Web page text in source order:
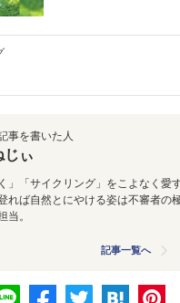
事を書いた人
じぃ
く」「サイクリング」をこよなく愛
れば自然とにやける姿は不審者の
当。
記事一覧へ